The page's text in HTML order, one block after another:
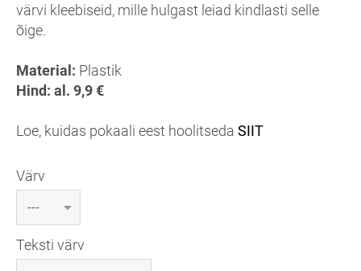
värvi kleebiseid, mille hulgast leiad kindlasti selle
õige.
Material: Plastik
Hind: al. 9,9 €
Loe, kuidas pokaali eest hoolitseda SIIT
Värv
Teksti värv